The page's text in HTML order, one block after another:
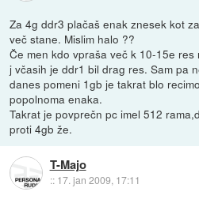
Za 4g ddr3 plačaš enak znesek kot
več stane. Mislim halo ??
Če men kdo vpraša več k 10-15e res
j včasih je ddr1 bil drag res. Sam pa
danes pomeni 1gb je takrat blo
popolnoma enaka.
Takrat je povprečn pc imel 512
proti 4gb že.
T-Majo
:: 17. jan 2009, 17:11